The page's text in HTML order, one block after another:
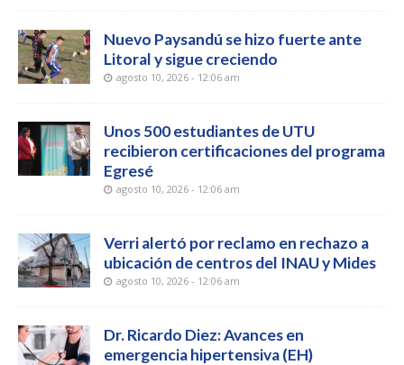
Nuevo Paysandú se hizo fuerte ante
Litoral y sigue creciendo
agosto 10, 2026 - 12:06 am
Unos 500 estudiantes de UTU
recibieron certificaciones del programa
Egresé
agosto 10, 2026 - 12:06 am
Verri alertó por reclamo en rechazo a
ubicación de centros del INAU y Mides
agosto 10, 2026 - 12:06 am
Dr. Ricardo Diez: Avances en
emergencia hipertensiva (EH)